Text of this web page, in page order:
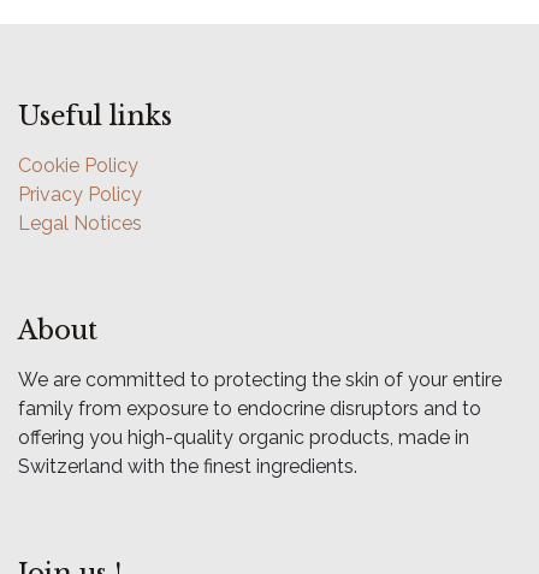
Useful links
Cookie Policy
Privacy Policy
Legal Notices
About
We are committed to protecting the skin of your entire
family from exposure to endocrine disruptors and to
offering you high-quality organic products, made in
Switzerland with the finest ingredients.